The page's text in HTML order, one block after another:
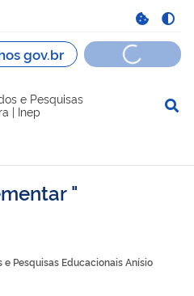
e Pesquisas
| Inep
Pesquisas Educacionais Anísio